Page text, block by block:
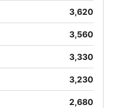
3,620
3,560
3,330
3,230
2,680